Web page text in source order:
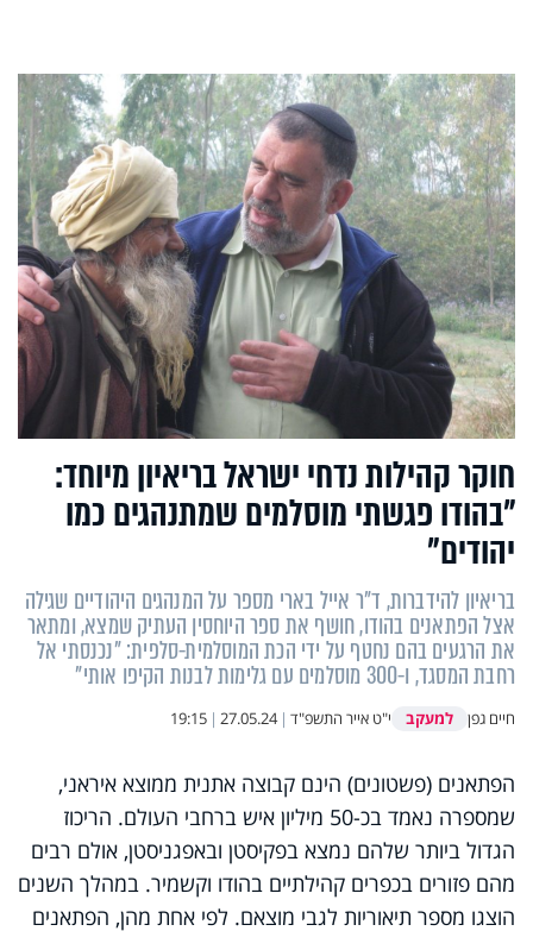
חוקר קהילות נדחי ישראל בריאיון מיוחד:
"בהודו פגשתי מוסלמים שמתנהגים כמו
יהודים"
בריאיון להידברות, ד"ר אייל בארי מספר על המנהגים היהודיים שגילה
אצל הפתאנים בהודו, חושף את ספר היוחסין העתיק שמצא, ומתאר
את הרגעים בהם נחטף על ידי הכת המוסלמית-סלפית: "נכנסתי אל
רחבת המסגד, ו-300 מוסלמים עם גלימות לבנות הקיפו אותי"
חיים גפן למעקב י"ט אייר התשפ"ד |
27.05.24
|
19:15
הפתאנים (פשטונים) הינם קבוצה אתנית ממוצא איראני,
שמספרה נאמד בכ-50 מיליון איש ברחבי העולם. הריכוז
הגדול ביותר שלהם נמצא בפקיסטן ובאפגניסטן, אולם רבים
מהם פזורים בכפרים קהילתיים בהודו וקשמיר. במהלך השנים
הוצגו מספר תיאוריות לגבי מוצאם. לפי אחת מהן, הפתאנים